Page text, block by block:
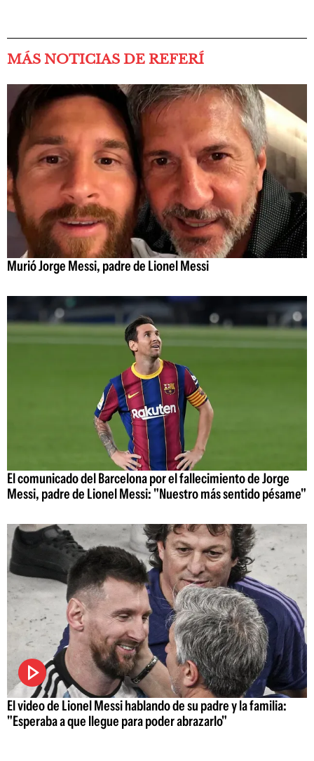
MÁS NOTICIAS DE REFERÍ
Murió Jorge Messi, padre de Lionel Messi
El comunicado del Barcelona por el fallecimiento de Jorge
Messi, padre de Lionel Messi: "Nuestro más sentido pésame"
El video de Lionel Messi hablando de su padre y la familia:
"Esperaba a que llegue para poder abrazarlo"